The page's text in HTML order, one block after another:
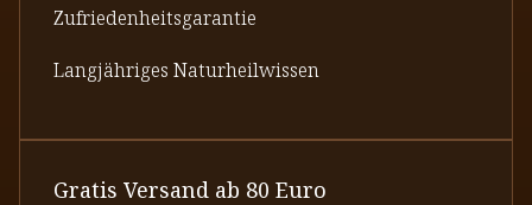
Zufriedenheitsgarantie
Langjähriges Naturheilwissen
Gratis Versand ab 80 Euro